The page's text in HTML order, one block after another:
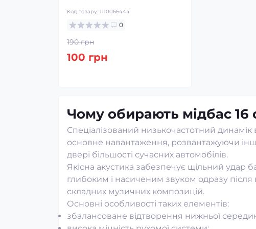
0
1 539 грн
1 466 грн
Чому обирають мідбас 16
Спеціалізований низькочастотний динамік
основне навантаження, розвантажуючи
двері більшості сучасних автомобілів.
Якісна акустика забезпечує щільний удар
глибоким і насиченим звуком одразу
складних музичних композицій.
Основні особливості таких елементів:
збалансоване відтворення нижньої